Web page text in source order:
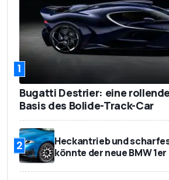
1
Bugatti Destrier: eine
Basis des Bolide-Track-Car
2
Heckantrieb und
könnte der neue BMW